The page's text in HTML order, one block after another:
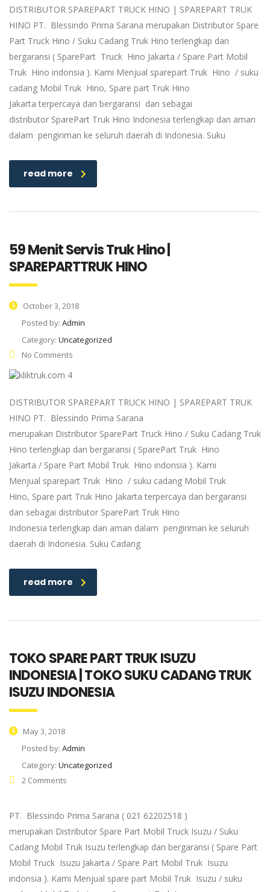
DISTRIBUTOR SPAREPART TRUCK HINO | SPAREPART TRUK
HINO PT. Blessindo Prima Sarana merupakan Distributor Spare
Part Truck Hino / Suku Cadang Truk Hino terlengkap dan
bergaransi ( SparePart Truck Hino Jakarta / Spare Part Mobil
Truk Hino indonsia ). Kami Menjual sparepart Truk Hino / suku
cadang Mobil Truk Hino, Spare part Truk Hino
Jakarta terpercaya dan bergaransi dan sebagai
distributor SparePart Truk Hino Indonesia terlengkap dan aman
dalam pengiriman ke seluruh daerah di Indonesia. Suku
read more
59 Menit Servis Truk Hino |
SPAREPARTTRUK HINO
October 3, 2018
Posted by: Admin
Category: Uncategorized
No Comments
DISTRIBUTOR SPAREPART TRUCK HINO | SPAREPART TRUK
HINO PT. Blessindo Prima Sarana
merupakan Distributor SparePart Truck Hino / Suku Cadang Truk
Hino terlengkap dan bergaransi ( SparePart Truk Hino
Jakarta / Spare Part Mobil Truk Hino indonsia ). Kami
Menjual sparepart Truk Hino / suku cadang Mobil Truk
Hino, Spare part Truk Hino Jakarta terpercaya dan bergaransi
dan sebagai distributor SparePart Truk Hino
Indonesia terlengkap dan aman dalam pengiriman ke seluruh
daerah di Indonesia. Suku Cadang
read more
TOKO SPARE PART TRUK ISUZU
INDONESIA | TOKO SUKU CADANG TRUK
ISUZU INDONESIA
May 3, 2018
Posted by: Admin
Category: Uncategorized
2 Comments
PT. Blessindo Prima Sarana ( 021 62202518 )
merupakan Distributor Spare Part Mobil Truck Isuzu / Suku
Cadang Mobil Truk Isuzu terlengkap dan bergaransi ( Spare Part
Mobil Truck Isuzu Jakarta / Spare Part Mobil Truk Isuzu
indonsia ). Kami Menjual spare part Mobil Truk Isuzu / suku